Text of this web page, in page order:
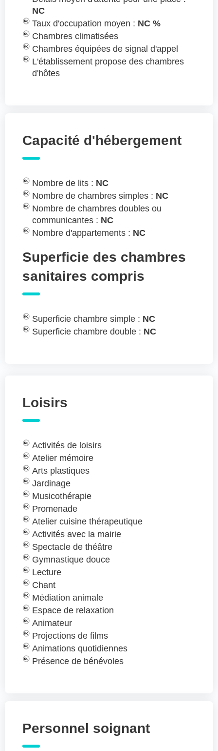
NC
Taux d'occupation moyen : NC %
Chambres climatisées
Chambres équipées de signal d'appel
L'établissement propose des chambres
d'hôtes
Capacité d'hébergement
Nombre de lits : NC
Nombre de chambres simples : NC
Nombre de chambres doubles ou
communicantes : NC
Nombre d'appartements : NC
Superficie des chambres
sanitaires compris
Superficie chambre simple : NC
Superficie chambre double : NC
Loisirs
Activités de loisirs
Atelier mémoire
Arts plastiques
Jardinage
Musicothérapie
Promenade
Atelier cuisine thérapeutique
Activités avec la mairie
Spectacle de théâtre
Gymnastique douce
Lecture
Chant
Médiation animale
Espace de relaxation
Animateur
Projections de films
Animations quotidiennes
Présence de bénévoles
Personnel soignant